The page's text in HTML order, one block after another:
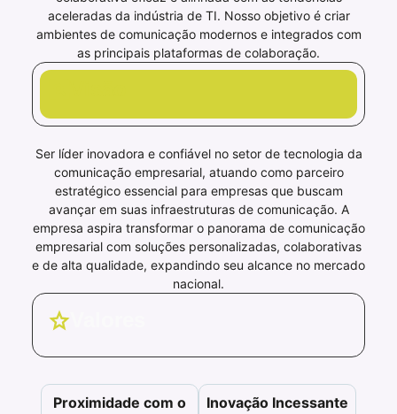
aceleradas da indústria de TI. Nosso objetivo é criar
ambientes de comunicação modernos e integrados com
as principais plataformas de colaboração.
Ser líder inovadora e confiável no setor de tecnologia da
comunicação empresarial, atuando como parceiro
estratégico essencial para empresas que buscam
avançar em suas infraestruturas de comunicação. A
empresa aspira transformar o panorama de comunicação
empresarial com soluções personalizadas, colaborativas
e de alta qualidade, expandindo seu alcance no mercado
nacional.
Proximidade com o
Inovação Incessante